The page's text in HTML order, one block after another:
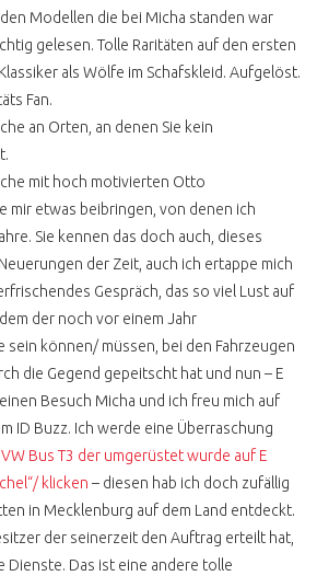
Modellen die bei Micha standen war
gelesen. Tolle Raritäten auf den ersten
als Wölfe im Schafskleid. Aufgelöst.
Fan.
an Orten, an denen Sie kein
mit hoch motivierten Otto
mir etwas beibringen, von denen ich
Sie kennen das doch auch, dieses
der Zeit, auch ich ertappe mich
Gespräch, das so viel Lust auf
der noch vor einem Jahr
sein können/ müssen, bei den Fahrzeugen
die Gegend gepeitscht hat und nun – E
Besuch Micha und ich freu mich auf
ID Buzz. Ich werde eine Überraschung
VW Bus T3 der umgerüstet wurde auf E
klicken – diesen hab ich doch zufällig
in Mecklenburg auf dem Land entdeckt.
der seinerzeit den Auftrag erteilt hat,
Dienste. Das ist eine andere tolle